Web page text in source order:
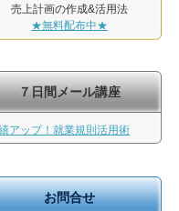
売上計画の作成&活用法
★無料配布中★
７日間メール講座
アップ！就業規則活用術
お問合せ